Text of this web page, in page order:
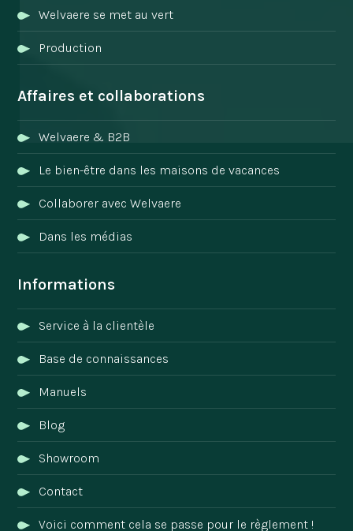
Welvaere se met au vert
Production
Affaires et collaborations
Welvaere & B2B
Le bien-être dans les maisons de vacances
Collaborer avec Welvaere
Dans les médias
Informations
Service à la clientèle
Base de connaissances
Manuels
Blog
Showroom
Contact
Voici comment cela se passe pour le règlement !